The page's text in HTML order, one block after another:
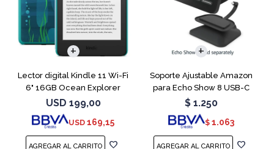
Lector digital Kindle 11 Wi-Fi
6" 16GB Ocean Explorer
USD 199,00
USD 169,15
Soporte Ajustable Amazon
para Echo Show 8 USB-C
Charcoal
$ 1.250
$ 1.063